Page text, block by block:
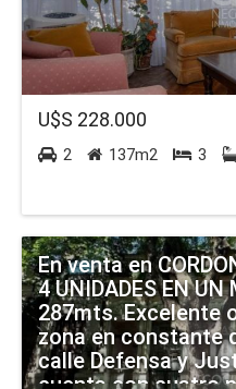
U$S 228.000
2 137m2 3
En venta en
4 UNIDADES EN UN
287mts. Excelente
zona en constante
calle Defensa y